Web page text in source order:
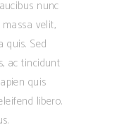
nunc
velit,
quis. Sed
ac tincidunt
quis
libero.